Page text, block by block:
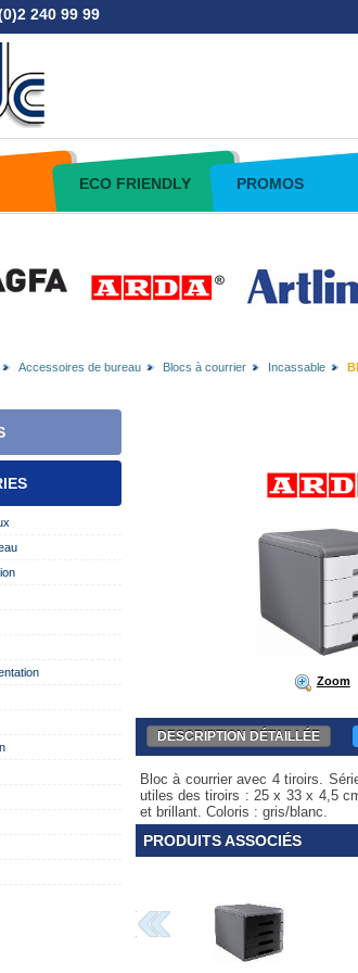
240 99 99
ECO FRIENDLY PROMOS
Accessoires de bureau Blocs à courrier Incassable
Zoom
DESCRIPTION DÉTAILLÉE
Bloc à courrier avec 4 tiroirs.
utiles des tiroirs : 25 x 33 x 4,5
et brillant. Coloris : gris/blanc.
PRODUITS ASSOCIÉS